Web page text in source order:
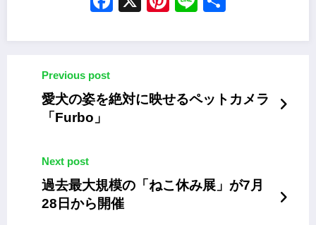
Previous post
愛犬の姿を絶対に映せるペットカメラ
「Furbo」
Next post
過去最大規模の「ねこ休み展」が7月
28日から開催